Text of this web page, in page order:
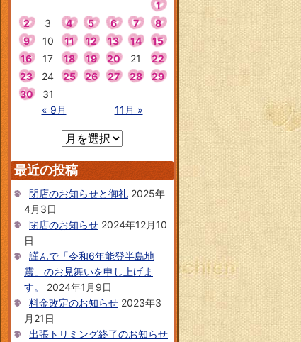
1
2
3 4 5 6 7
8
9
10 11 12 13 14
15
16
17 18 19 20 21
22
23
24 25 26 27 28
29
30
31
« 9月
11月 »
最近の投稿
閉店のお知らせと御礼 2025年
4月3日
閉店のお知らせ 2024年12月10
日
謹んで「令和6年能登半島地
震」のお見舞いを申し上げま
す。
2024年1月9日
料金改定のお知らせ 2023年3
月21日
出張トリミング終了のお知らせ